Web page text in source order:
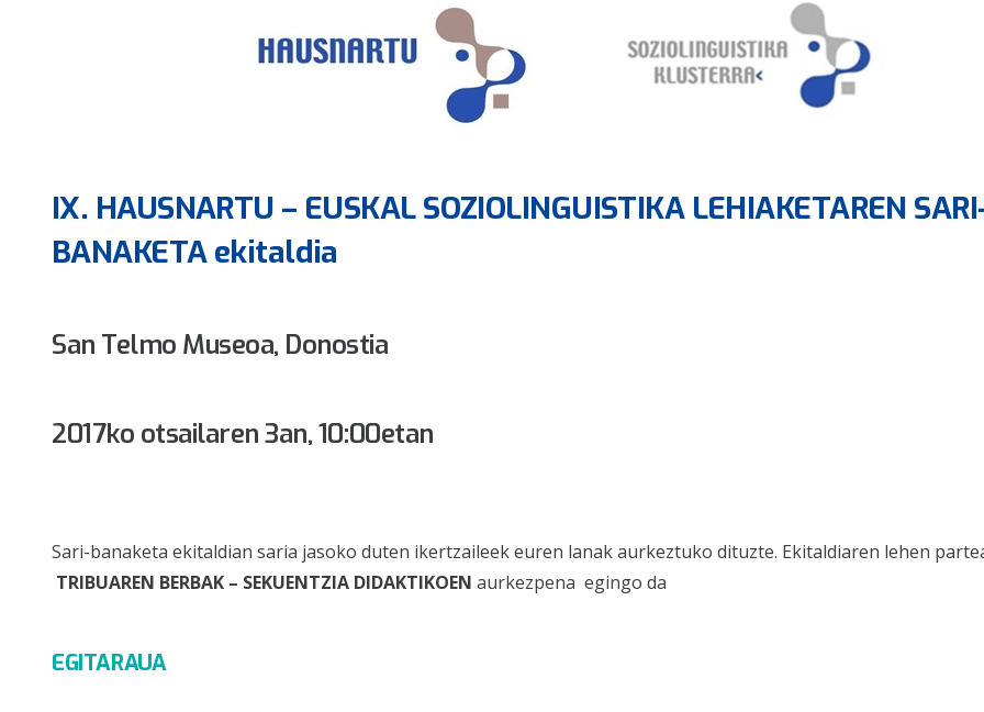
IX. HAUSNARTU – EUSKAL SOZIOLINGUISTIKA LEHIAKETAREN
BANAKETA ekitaldia
San Telmo Museoa, Donostia
2017ko otsailaren 3an, 10:00etan
Sari-banaketa ekitaldian saria jasoko duten ikertzaileek euren lanak aurkeztuko dituzte. Ekitaldiaren lehen
TRIBUAREN BERBAK – SEKUENTZIA DIDAKTIKOEN aurkezpena egingo da
EGITARAUA